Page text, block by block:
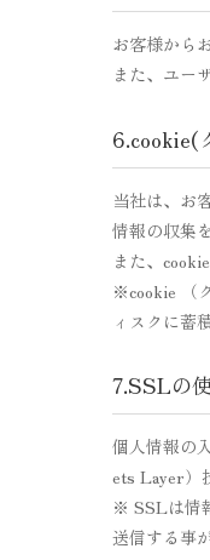
お客様から
また、ユー
6.cookie(
当社は、お
情報の収集
また、
※cookie （
ィスクに蓄
7.SSLの
個人情報の
ets Layer）
※ SSLは情
送信する事